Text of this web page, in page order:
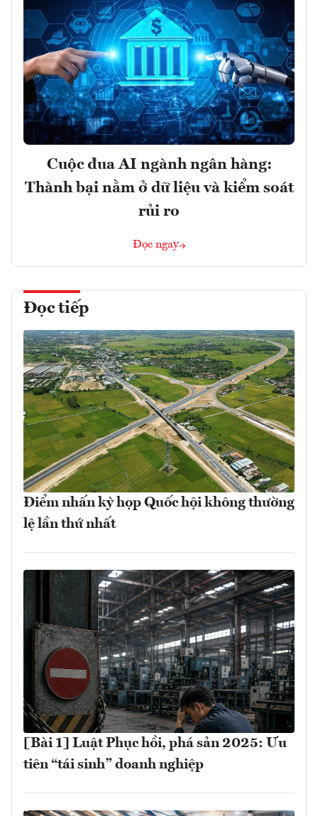
Cuộc đua AI ngành ngân hàng:
Thành bại nằm ở dữ liệu và kiểm soát
rủi ro
Đọc ngay
Đọc tiếp
Điểm nhấn kỳ họp Quốc hội không thường
lệ lần thứ nhất
[Bài 1] Luật Phục hồi, phá sản 2025: Ưu
tiên “tái sinh” doanh nghiệp